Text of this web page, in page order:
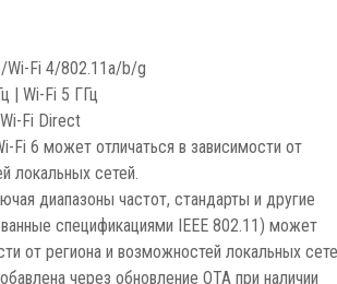
Wi-Fi 4/802.11a/b/g
| Wi-Fi 5 ГГц
Fi Direct
Fi 6 может отличаться в зависимости от
локальных сетей.
диапазоны частот, стандарты и другие
спецификациями IEEE 802.11) может
от региона и возможностей локальных
через обновление OTA при наличии